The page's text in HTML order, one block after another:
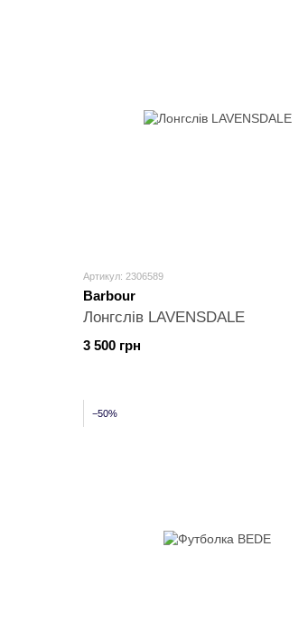
Артикул: 2306589
Barbour
Лонгслів LAVENSDALE
3 500 грн
−50%